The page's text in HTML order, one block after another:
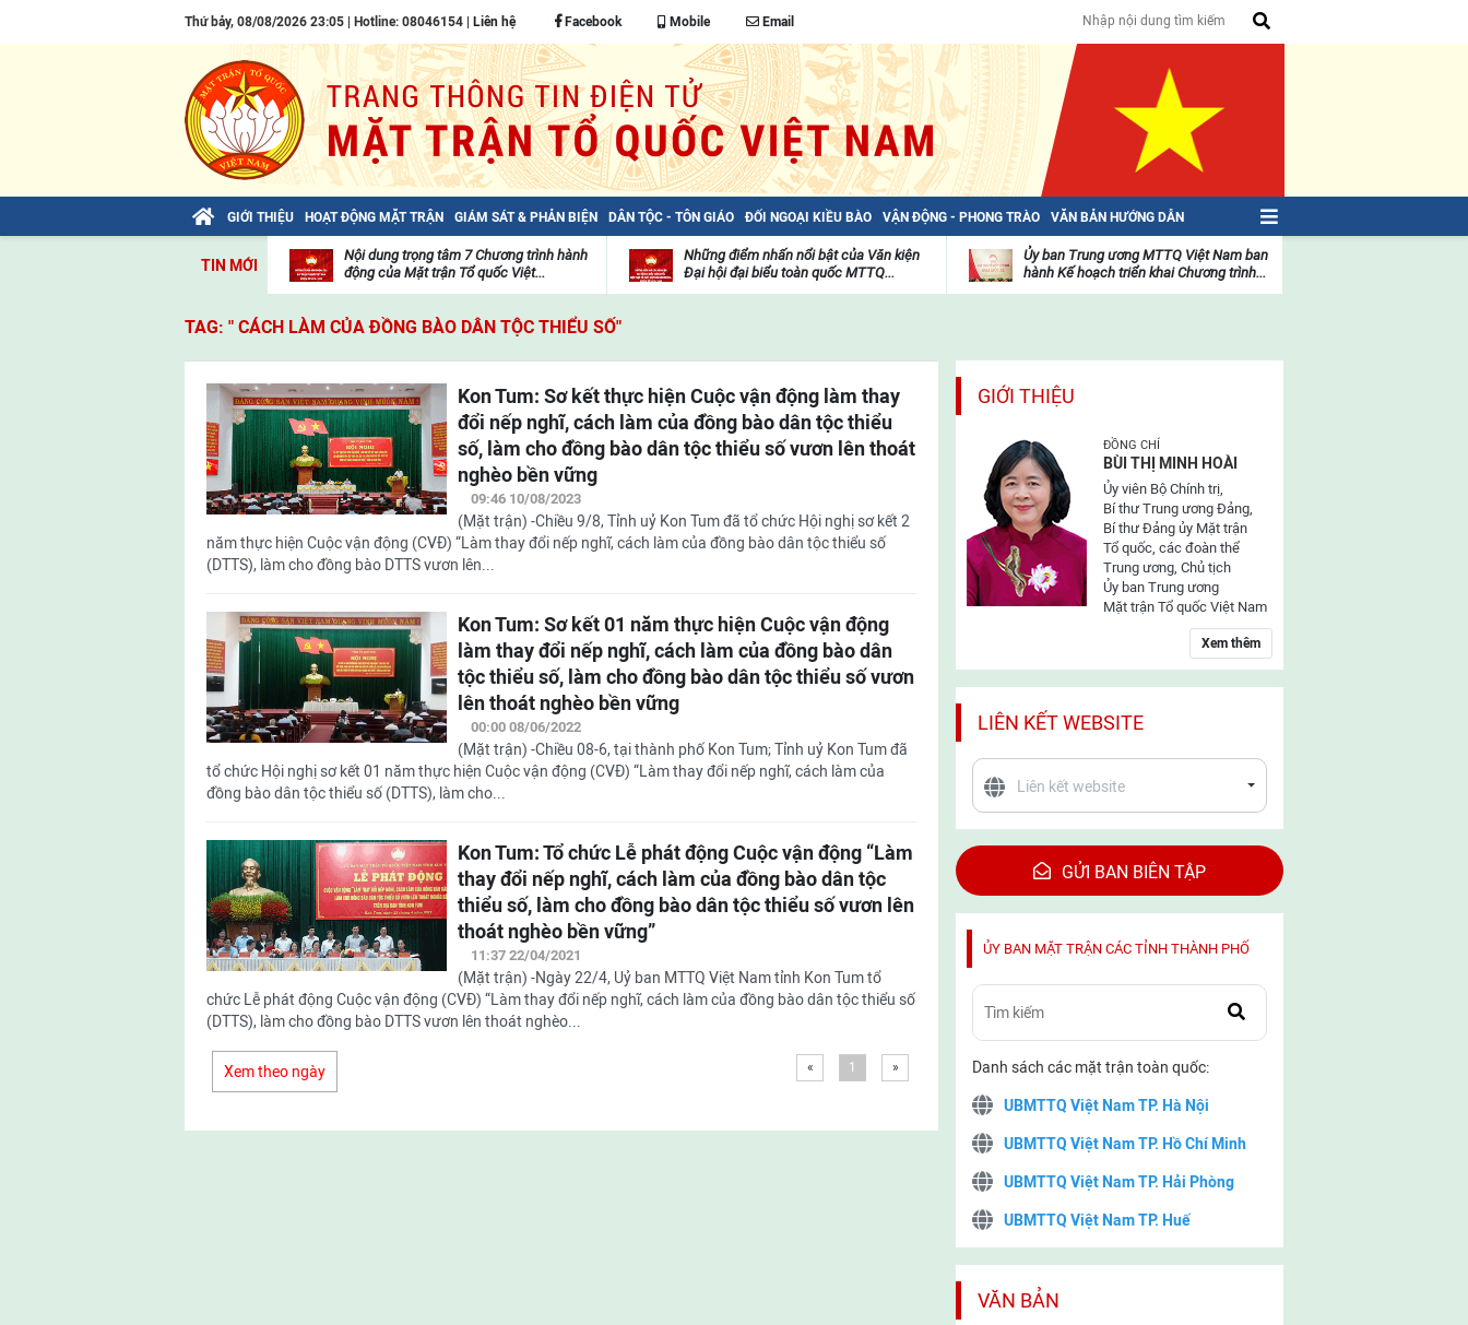
Thứ bảy, 08/08/2026 23:05 | Hotline: 08046154 | Liên hệ Facebook Mobile Email
GIỚI THIỆU HOẠT ĐỘNG MẶT TRẬN GIÁM SÁT & PHẢN BIỆN DÂN TỘC - TÔN GIÁO ĐỐI NGOẠI KIỀU BÀO VẬN ĐỘNG - PHONG TRÀO VĂN BẢN HƯỚNG DẪN
TIN MỚI
Bài viết của Tổng Bí thư Tô Lâm: TIẾN
viện
Nội dung trọng tâm 7 Chương trình hành
động của Mặt trận Tổ quốc Việt...
Những điểm nhấn nổi bật của Văn kiện
Đại hội đại biểu toàn quốc MTTQ...
mặt
trận
Ủy ban Trung ương MTTQ Việt Nam ban
hành Kế hoạch triển khai Chương trình...
TAG: " CÁCH LÀM CỦA ĐỒNG BÀO DÂN TỘC THIỂU SỐ"
Kon Tum: Sơ kết thực hiện Cuộc vận động làm thay
đổi nếp nghĩ, cách làm của đồng bào dân tộc thiểu
số, làm cho đồng bào dân tộc thiểu số vươn lên thoát
nghèo bền vững
09:46 10/08/2023
(Mặt trận) -Chiều 9/8, Tỉnh uỷ Kon Tum đã tổ chức Hội nghị sơ kết 2
năm thực hiện Cuộc vận động (CVĐ) “Làm thay đổi nếp nghĩ, cách làm của đồng bào dân tộc thiểu số
(DTTS), làm cho đồng bào DTTS vươn lên...
Kon Tum: Sơ kết 01 năm thực hiện Cuộc vận động
làm thay đổi nếp nghĩ, cách làm của đồng bào dân
tộc thiểu số, làm cho đồng bào dân tộc thiểu số vươn
lên thoát nghèo bền vững
00:00 08/06/2022
(Mặt trận) -Chiều 08-6, tại thành phố Kon Tum; Tỉnh uỷ Kon Tum đã
tổ chức Hội nghị sơ kết 01 năm thực hiện Cuộc vận động (CVĐ) “Làm thay đổi nếp nghĩ, cách làm của
đồng bào dân tộc thiểu số (DTTS), làm cho...
Kon Tum: Tổ chức Lễ phát động Cuộc vận động “Làm
thay đổi nếp nghĩ, cách làm của đồng bào dân tộc
thiểu số, làm cho đồng bào dân tộc thiểu số vươn lên
thoát nghèo bền vững”
11:37 22/04/2021
(Mặt trận) -Ngày 22/4, Uỷ ban MTTQ Việt Nam tỉnh Kon Tum tổ
chức Lễ phát động Cuộc vận động (CVĐ) “Làm thay đổi nếp nghĩ, cách làm của đồng bào dân tộc thiểu số
(DTTS), làm cho đồng bào DTTS vươn lên thoát nghèo...
Xem theo ngày « 1 »
GIỚI THIỆU
ĐỒNG CHÍ
BÙI THỊ MINH HOÀI
Ủy viên Bộ Chính trị,
Bí thư Trung ương Đảng,
Bí thư Đảng ủy Mặt trận
Tổ quốc, các đoàn thể
Trung ương, Chủ tịch
Ủy ban Trung ương
Mặt trận Tổ quốc Việt Nam
Xem thêm
LIÊN KẾT WEBSITE
GỬI BAN BIÊN TẬP
ỦY BAN MẶT TRẬN CÁC TỈNH THÀNH PHỐ
Danh sách các mặt trận toàn quốc:
UBMTTQ Việt Nam TP. Hà Nội
UBMTTQ Việt Nam TP. Hồ Chí Minh
UBMTTQ Việt Nam TP. Hải Phòng
UBMTTQ Việt Nam TP. Huế
UBMTTQ Việt Nam TP. Cần Thơ
VĂN BẢN